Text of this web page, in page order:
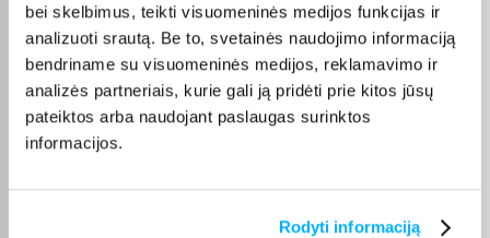
bei skelbimus, teikti visuomeninės medijos funkcijas ir
analizuoti srautą. Be to, svetainės naudojimo informaciją
bendriname su visuomeninės medijos, reklamavimo ir
analizės partneriais, kurie gali ją pridėti prie kitos jūsų
pateiktos arba naudojant paslaugas surinktos
informacijos.
Rodyti informaciją
Danutė G.
Patvirtintas pirkėjas
Puiki dovana darbui ir pramogai 🙂 Ačiū
Never knew that I had so much dust in the carpet. Enough battery to